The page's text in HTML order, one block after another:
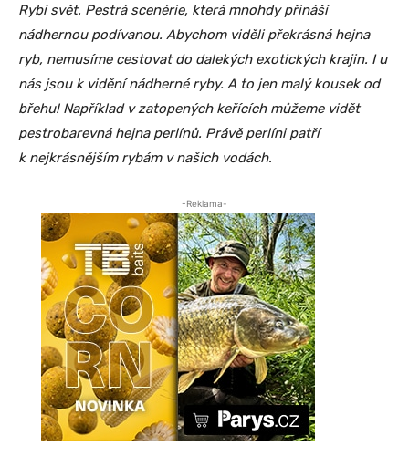
Rybí svět. Pestrá scenérie, která mnohdy přináší
nádhernou podívanou. Abychom viděli překrásná hejna
ryb, nemusíme cestovat do dalekých exotických krajin. I u
nás jsou k vidění nádherné ryby. A to jen malý kousek od
břehu! Například v zatopených keřících můžeme vidět
pestrobarevná hejna perlínů. Právě perlíni patří
k nejkrásnějším rybám v našich vodách.
-Reklama-